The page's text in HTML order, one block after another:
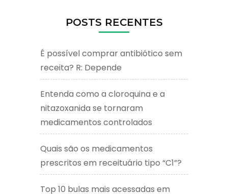
POSTS RECENTES
É possível comprar antibiótico sem
receita? R: Depende
Entenda como a cloroquina e a
nitazoxanida se tornaram
medicamentos controlados
Quais são os medicamentos
prescritos em receituário tipo “C1”?
Top 10 bulas mais acessadas em